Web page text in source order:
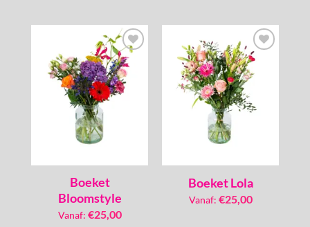
Toevoegen
aan
verlanglijst
Boeket
Bloomstyle
Vanaf: €25,00
Toevoegen
aan
verlanglijst
Boeket Lola
Vanaf: €25,00